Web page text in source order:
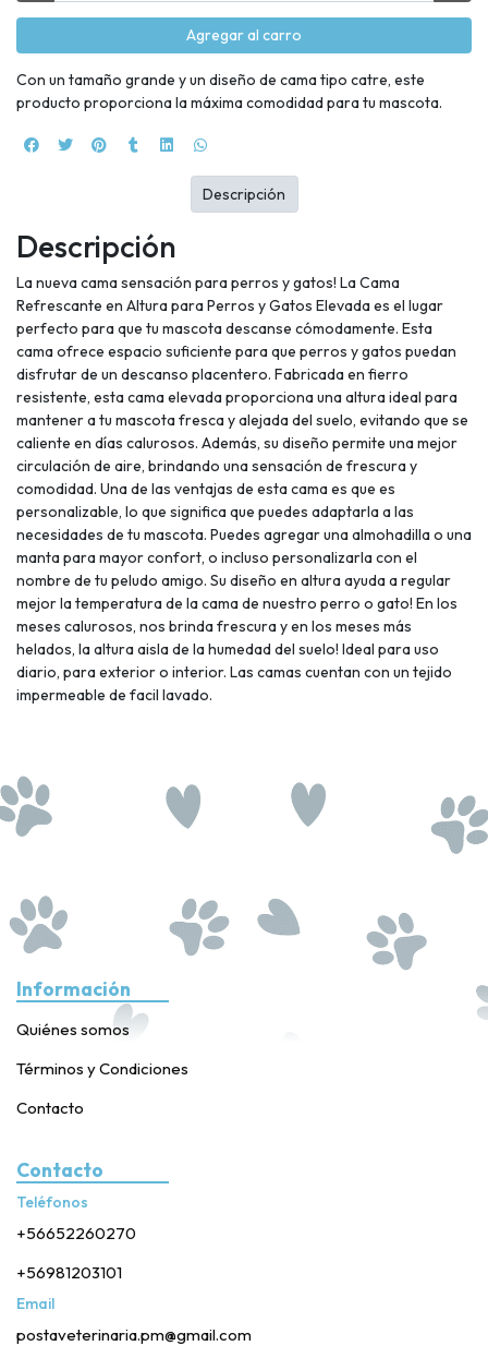
Agregar al carro
Con un tamaño grande y un diseño de cama tipo catre, este
producto proporciona la máxima comodidad para tu mascota.
Descripción
La nueva cama sensación para perros y gatos! La Cama
Refrescante en Altura para Perros y Gatos Elevada es el lugar
perfecto para que tu mascota descanse cómodamente. Esta
cama ofrece espacio suficiente para que perros y gatos puedan
disfrutar de un descanso placentero. Fabricada en fierro
resistente, esta cama elevada proporciona una altura ideal para
mantener a tu mascota fresca y alejada del suelo, evitando que se
caliente en días calurosos. Además, su diseño permite una mejor
circulación de aire, brindando una sensación de frescura y
comodidad. Una de las ventajas de esta cama es que es
personalizable, lo que significa que puedes adaptarla a las
necesidades de tu mascota. Puedes agregar una almohadilla o una
manta para mayor confort, o incluso personalizarla con el
nombre de tu peludo amigo. Su diseño en altura ayuda a regular
mejor la temperatura de la cama de nuestro perro o gato! En los
meses calurosos, nos brinda frescura y en los meses más
helados, la altura aisla de la humedad del suelo! Ideal para uso
diario, para exterior o interior. Las camas cuentan con un tejido
impermeable de facil lavado.
Descripción
Información
Quiénes somos
Términos y Condiciones
Contacto
Contacto
Teléfonos
+56652260270
+56981203101
Email
postaveterinaria.pm@gmail.com